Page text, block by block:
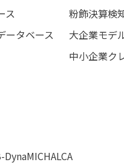
ス
ータベース
粉飾決算検
大企業モデ
中小企業ク
DynaMICHALCA